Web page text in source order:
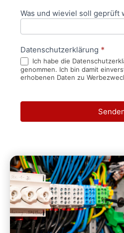
Was und wieviel soll geprüft
Datenschutzerklärung *
Ich habe die
genommen. Ich bin damit
erhobenen Daten zu